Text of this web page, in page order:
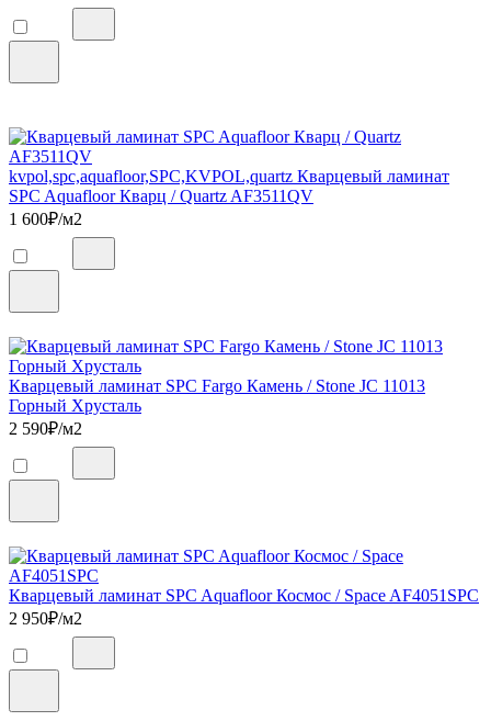
kvpol,spc,aquafloor,SPC,KVPOL,quartz Кварцевый ламинат
SPC Aquafloor Кварц / Quartz AF3511QV
1 600₽/м2
Кварцевый ламинат SPC Fargo Камень / Stone JC 11013
Горный Хрусталь
2 590₽/м2
Кварцевый ламинат SPC Aquafloor Космос / Space AF4051SPC
2 950₽/м2